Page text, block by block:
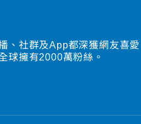
、社群及App都深獲網友喜
球擁有2000萬粉絲。